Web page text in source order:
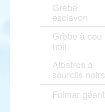
Grèbe
esclavon
Grèbe à cou
noir
Albatros à
sourcils noirs
Fulmar géant